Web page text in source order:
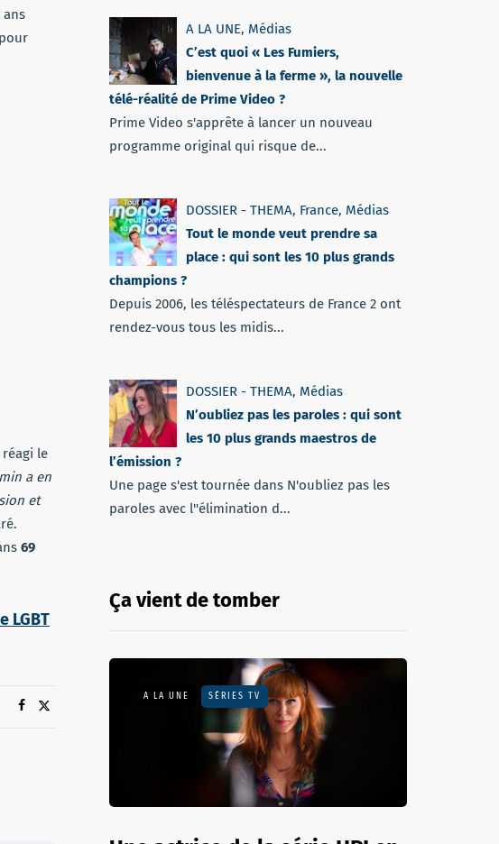
ans
le
a en
et
69
LGBT
A LA UNE, Médias
C’est quoi « Les Fumiers,
bienvenue à la ferme », la nouvelle
télé-réalité de Prime Video ?
Prime Video s'apprête à lancer un nouveau
programme original qui risque de...
DOSSIER - THEMA, France, Médias
Tout le monde veut prendre sa
place : qui sont les 10 plus grands
champions ?
Depuis 2006, les téléspectateurs de France 2 ont
rendez-vous tous les midis...
DOSSIER - THEMA, Médias
N’oubliez pas les paroles : qui sont
les 10 plus grands maestros de
l’émission ?
Une page s'est tournée dans N'oubliez pas les
paroles avec l''élimination d...
Ça vient de tomber
A LA UNE SÉRIES TV